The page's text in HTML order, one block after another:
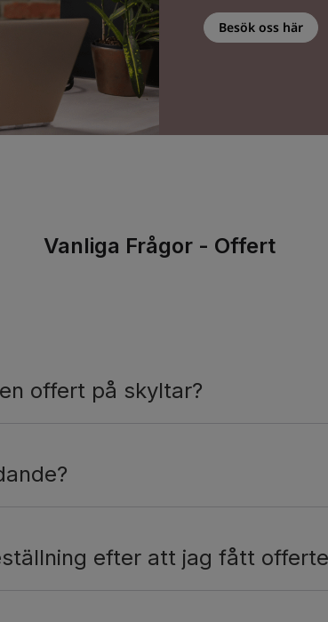
Besök oss här
Vanliga Frågor - Offert
offert på skyltar?
efter att jag fått